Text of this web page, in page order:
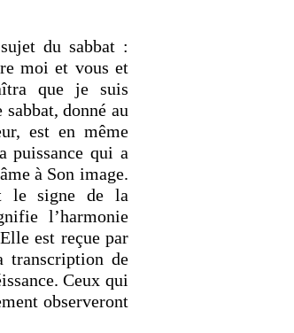
du sabbat :
moi et vous et
que je suis
donné au
est en même
puissance qui a
à Son image.
le signe de la
l’harmonie
est reçue par
transcription de
Ceux qui
observeront
RETOUR À LA SOURCE DE LA VIE |
prière qui transforme le cœur |
nous pardonnons aussi à ceux qui nous ont
offensés